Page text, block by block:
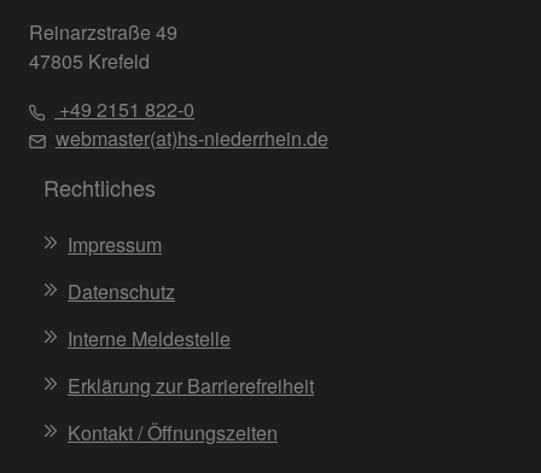
Reinarzstraße 49
47805 Krefeld
+49 2151 822-0
webmaster(at)hs-niederrhein.de
Rechtliches
Impressum
Datenschutz
Interne Meldestelle
Erklärung zur Barrierefreiheit
Kontakt / Öffnungszeiten